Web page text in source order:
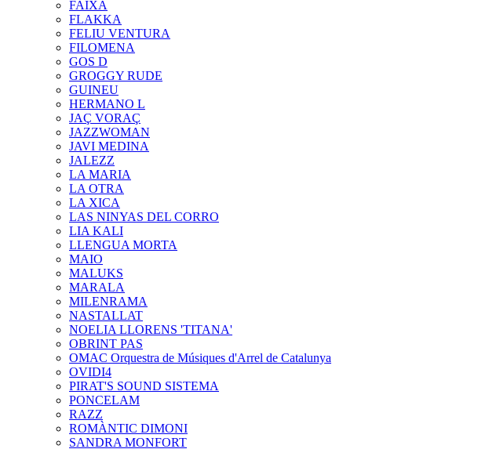
FAIXA
FLAKKA
FELIU VENTURA
FILOMENA
GOS D
GROGGY RUDE
GUINEU
HERMANO L
JAÇ VORAÇ
JAZZWOMAN
JAVI MEDINA
JALEZZ
LA MARIA
LA OTRA
LA XICA
LAS NINYAS DEL CORRO
LIA KALI
LLENGUA MORTA
MAIO
MALUKS
MARALA
MILENRAMA
NASTALLAT
NOELIA LLORENS 'TITANA'
OBRINT PAS
OMAC Orquestra de Músiques d'Arrel de Catalunya
OVIDI4
PIRAT'S SOUND SISTEMA
PONCELAM
RAZZ
ROMÀNTIC DIMONI
SANDRA MONFORT